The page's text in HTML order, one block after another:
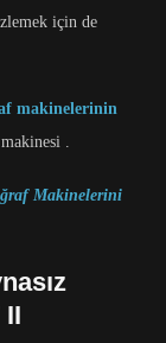
için de
makinelerinin
.
Makinelerini
II